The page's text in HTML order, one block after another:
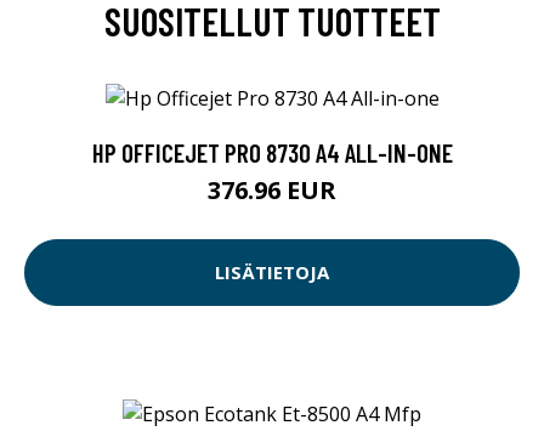
SUOSITELLUT TUOTTEET
HP OFFICEJET PRO 8730 A4 ALL-IN-ONE
376.96 EUR
LISÄTIETOJA